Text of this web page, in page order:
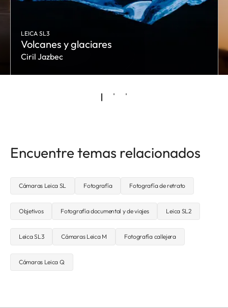
LEICA SL3
Volcanes y glaciares
Ciril Jazbec
Encuentre temas relacionados
Cámaras Leica SL Fotografía Fotografía de retrato
Objetivos Fotografía documental y de viajes Leica SL2
Leica SL3 Cámaras Leica M Fotografía callejera
Cámaras Leica Q